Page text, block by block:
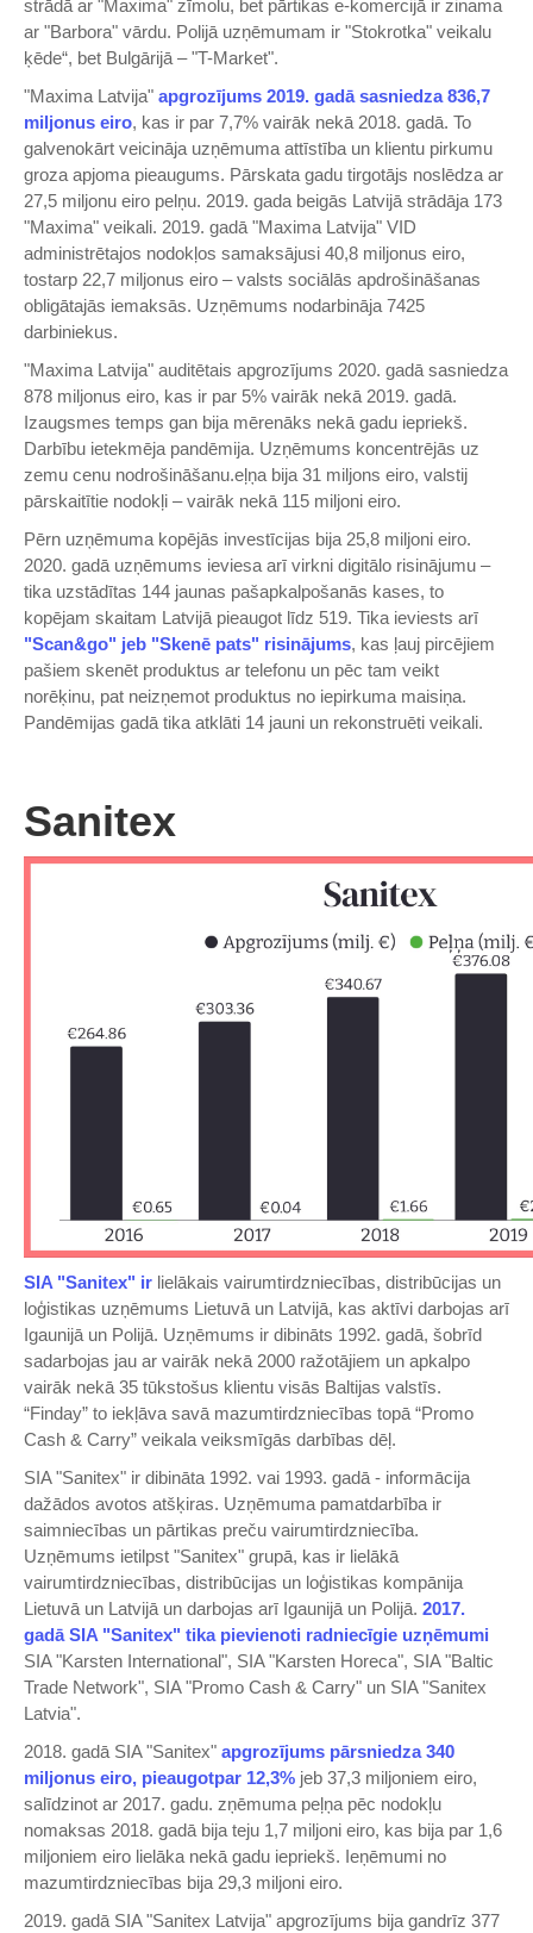
strādā ar "Maxima" zīmolu, bet pārtikas e-komercijā ir zinama
ar "Barbora" vārdu. Polijā uzņēmumam ir "Stokrotka" veikalu
ķēde“, bet Bulgārijā ‒ "T-Market".
"Maxima Latvija" apgrozījums 2019. gadā sasniedza 836,7
miljonus eiro, kas ir par 7,7% vairāk nekā 2018. gadā. To
galvenokārt veicināja uzņēmuma attīstība un klientu pirkumu
groza apjoma pieaugums. Pārskata gadu tirgotājs noslēdza ar
27,5 miljonu eiro pelņu. 2019. gada beigās Latvijā strādāja 173
"Maxima" veikali. 2019. gadā "Maxima Latvija" VID
administrētajos nodokļos samaksājusi 40,8 miljonus eiro,
tostarp 22,7 miljonus eiro – valsts sociālās apdrošināšanas
obligātajās iemaksās. Uzņēmums nodarbināja 7425
darbiniekus.
"Maxima Latvija" auditētais apgrozījums 2020. gadā sasniedza
878 miljonus eiro, kas ir par 5% vairāk nekā 2019. gadā.
Izaugsmes temps gan bija mērenāks nekā gadu iepriekš.
Darbību ietekmēja pandēmija. Uzņēmums koncentrējās uz
zemu cenu nodrošināšanu.eļņa bija 31 miljons eiro, valstij
pārskaitītie nodokļi – vairāk nekā 115 miljoni eiro.
Pērn uzņēmuma kopējās investīcijas bija 25,8 miljoni eiro.
2020. gadā uzņēmums ieviesa arī virkni digitālo risinājumu –
tika uzstādītas 144 jaunas pašapkalpošanās kases, to
kopējam skaitam Latvijā pieaugot līdz 519. Tika ieviests arī
"Scan&go" jeb "Skenē pats" risinājums, kas ļauj pircējiem
pašiem skenēt produktus ar telefonu un pēc tam veikt
norēķinu, pat neizņemot produktus no iepirkuma maisiņa.
Pandēmijas gadā tika atklāti 14 jauni un rekonstruēti veikali.
Sanitex
SIA "Sanitex" ir lielākais vairumtirdzniecības, distribūcijas un
loģistikas uzņēmums Lietuvā un Latvijā, kas aktīvi darbojas arī
Igaunijā un Polijā. Uzņēmums ir dibināts 1992. gadā, šobrīd
sadarbojas jau ar vairāk nekā 2000 ražotājiem un apkalpo
vairāk nekā 35 tūkstošus klientu visās Baltijas valstīs.
“Finday” to iekļāva savā mazumtirdzniecības topā “Promo
Cash & Carry” veikala veiksmīgās darbības dēļ.
SIA "Sanitex" ir dibināta 1992. vai 1993. gadā - informācija
dažādos avotos atšķiras. Uzņēmuma pamatdarbība ir
saimniecības un pārtikas preču vairumtirdzniecība.
Uzņēmums ietilpst "Sanitex" grupā, kas ir lielākā
vairumtirdzniecības, distribūcijas un loģistikas kompānija
Lietuvā un Latvijā un darbojas arī Igaunijā un Polijā. 2017.
gadā SIA "Sanitex" tika pievienoti radniecīgie uzņēmumi
SIA "Karsten International", SIA "Karsten Horeca", SIA "Baltic
Trade Network", SIA "Promo Cash & Carry" un SIA "Sanitex
Latvia".
2018. gadā SIA "Sanitex" apgrozījums pārsniedza 340
miljonus eiro, pieaugotpar 12,3% jeb 37,3 miljoniem eiro,
salīdzinot ar 2017. gadu. zņēmuma peļņa pēc nodokļu
nomaksas 2018. gadā bija teju 1,7 miljoni eiro, kas bija par 1,6
miljoniem eiro lielāka nekā gadu iepriekš. Ieņēmumi no
mazumtirdzniecības bija 29,3 miljoni eiro.
2019. gadā SIA "Sanitex Latvija" apgrozījums bija gandrīz 377